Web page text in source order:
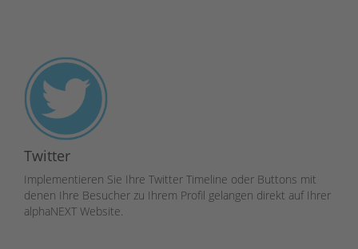
Twitter
Implementieren Sie Ihre Twitter Timeline oder Buttons mit
denen Ihre Besucher zu Ihrem Profil gelangen direkt auf Ihrer
alphaNEXT Website.